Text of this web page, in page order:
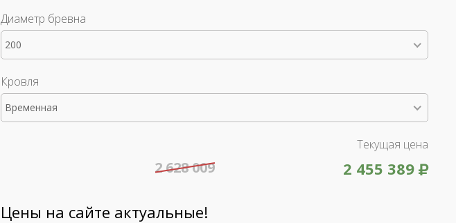
Диаметр бревна
200
Кровля
Временная
Текущая цена
2 455 389
2 628 009
Цены на сайте актуальные!